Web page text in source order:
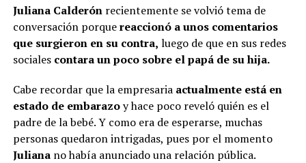
#seguidores
#soyjuandacaribeshow
♬ sonido original –
que la bogotana ha tenido algunos cambios físicos
Por un lado, señalaron que se le vio con una tonalidad
de cabello diferente y además, algunos usuarios
comentaron que la empresaria se habría realizado
De hecho, varios la notaron diferente y cuestionaron al
respecto.
“¿Qué le pasó en la cara?”, “Se ve súper inyectada,
Juliana Calderónrecientemente se volvió tema de
conversación porquereaccionó a unos comentarios
que surgieron en su contra, luego de que en sus redes
sociales contara un poco sobre el papá de su hija.
Cabe recordar que la empresariaactualmente está en
estado de embarazoy hace poco reveló quién es el
padre de la bebé. Y como era de esperarse, muchas
personas quedaron intrigadas, pues por el momento
Julianano había anunciado una relación pública.